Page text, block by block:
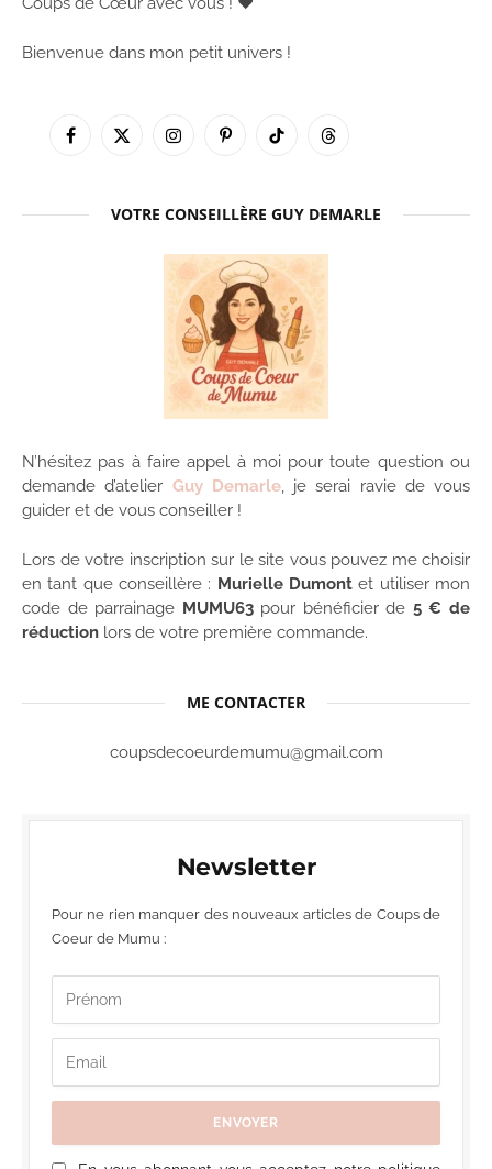
Bienvenue dans mon petit univers !
Facebook
X
InstagramPinterestTikTok Threads
VOTRE CONSEILLÈRE GUY DEMARLE
N’hésitez pas à faire appel à moi pour toute question ou
demande d’atelier Guy Demarle, je serai ravie de vous
guider et de vous conseiller !
Lors de votre inscription sur le site vous pouvez me choisir
en tant que conseillère : Murielle Dumont et utiliser mon
code de parrainage MUMU63pour bénéficier de 5 € de
réduction lors de votre première commande.
ME CONTACTER
coupsdecoeurdemumu@gmail.com
Newsletter
Pour ne rien manquer des nouveaux articles de Coups de
Coeur de Mumu :